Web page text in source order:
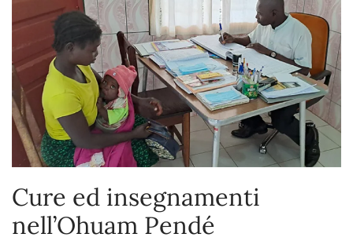
Cure ed insegnamenti
nell’Ohuam Pendé